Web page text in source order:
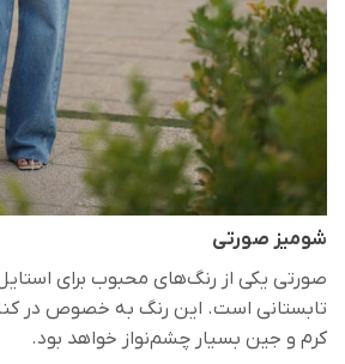
شومیز صورتی
صورتی یکی از رنگ‌های محبوب برای
تابستانی است. این رنگ به خصوص در
کرم و جین بسیار چشم‌نواز خواهد بود.